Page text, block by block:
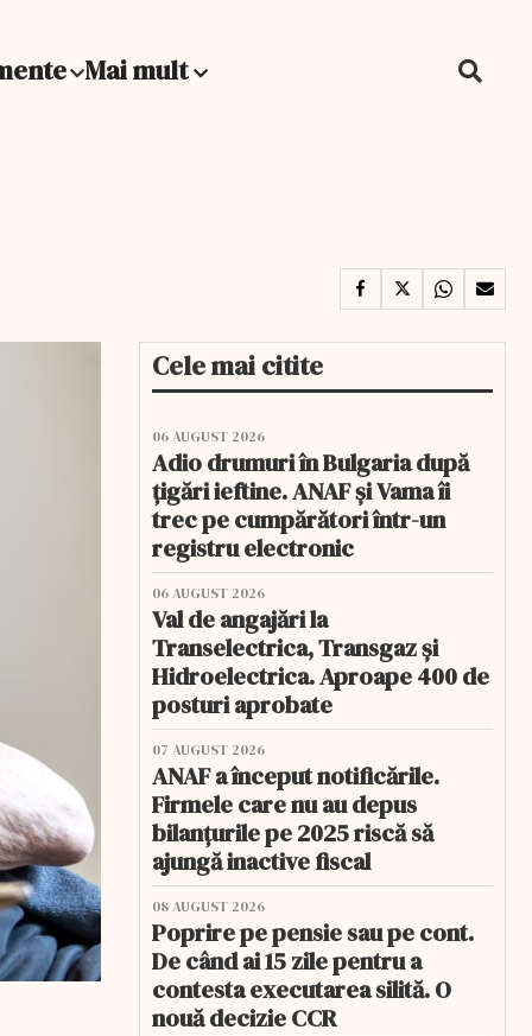
Mai mult
Cele mai citite
06 AUGUST 2026
Adio drumuri în Bulgaria după
țigări ieftine. ANAF și Vama îi
trec pe cumpărători într-un
registru electronic
06 AUGUST 2026
Val de angajări la
Transelectrica, Transgaz și
Hidroelectrica. Aproape 400 de
posturi aprobate
07 AUGUST 2026
ANAF a început notificările.
Firmele care nu au depus
bilanțurile pe 2025 riscă să
ajungă inactive fiscal
08 AUGUST 2026
Poprire pe pensie sau pe cont.
De când ai 15 zile pentru a
contesta executarea silită. O
nouă decizie CCR